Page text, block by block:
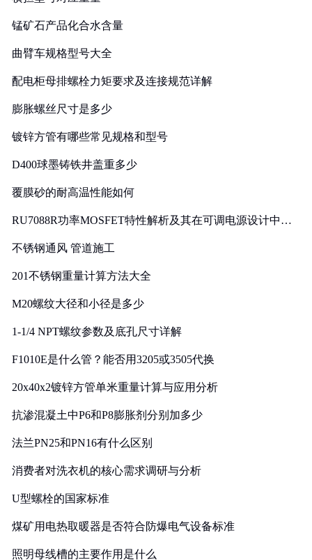
锰矿石产品化合水含量
曲臂车规格型号大全
配电柜母排螺栓力矩要求及连接规范详解
膨胀螺丝尺寸是多少
镀锌方管有哪些常见规格和型号
D400球墨铸铁井盖重多少
覆膜砂的耐高温性能如何
RU7088R功率MOSFET特性解析及其在可调电源设计中的
不锈钢通风 管道施工
201不锈钢重量计算方法大全
M20螺纹大径和小径是多少
1-1/4 NPT螺纹参数及底孔尺寸详解
F1010E是什么管？能否用3205或3505代换
20x40x2镀锌方管单米重量计算与应用分析
抗渗混凝土中P6和P8膨胀剂分别加多少
法兰PN25和PN16有什么区别
消费者对洗衣机的核心需求调研与分析
U型螺栓的国家标准
煤矿用电热取暖器是否符合防爆电气设备标准
照明母线槽的主要作用是什么